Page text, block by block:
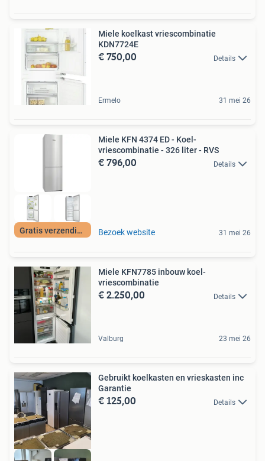
Miele koelkast vriescombinatie
KDN7724E
€ 750,00 Details
Ermelo 31 mei 26
Gratis verzending
Miele KFN 4374 ED - Koel-
vriescombinatie - 326 liter - RVS
€ 796,00 Details
Bezoek website 31 mei 26
Miele KFN7785 inbouw koel-
vriescombinatie
€ 2.250,00 Details
Valburg 23 mei 26
Gebruikt koelkasten en vrieskasten inc
Garantie
€ 125,00 Details